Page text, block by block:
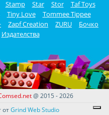
Stamp Star Stor
Taf Toys
Tiny Love
Tommee Tippee
Zapf Creation ZURU
Бочко
Издателства
@ 2015 - 2026
отGrind Web Studio